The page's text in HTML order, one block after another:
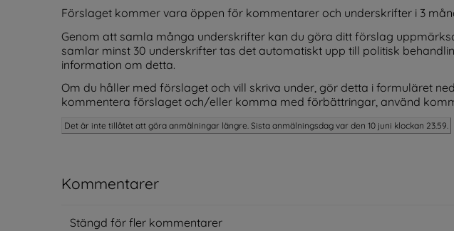
Förslaget kommer vara öppen för kommentarer och underskrifter i 3
Genom att samla många underskrifter kan du göra ditt förslag
samlar minst 30 underskrifter tas det automatiskt upp till politisk
information om detta.
Om du håller med förslaget och vill skriva under, gör detta i formuläret
kommentera förslaget och/eller komma med förbättringar, använd
Det är inte tillåtet att göra anmälningar längre. Sista anmälningsdag var den 10 juni klockan 23.59.
Kommentarer
Stängd för fler kommentarer